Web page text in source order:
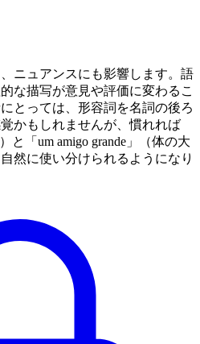
ニュアンスにも影響します。語
な描写が意見や評価に変わるこ
とっては、形容詞を名詞の後ろ
かもしれませんが、慣れれば
と「um amigo grande」（体の大
然に使い分けられるようになり